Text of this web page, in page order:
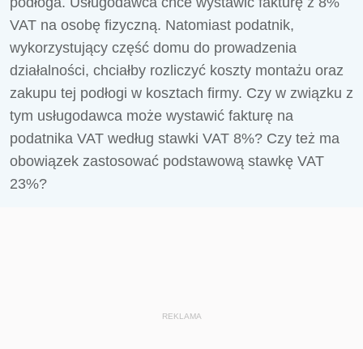
VAT na osobę fizyczną. Natomiast podatnik,
wykorzystujący część domu do prowadzenia
działalności, chciałby rozliczyć koszty montażu oraz
zakupu tej podłogi w kosztach firmy. Czy w związku z
tym usługodawca może wystawić fakturę na
podatnika VAT według stawki VAT 8%? Czy też ma
obowiązek zastosować podstawową stawkę VAT
23%?
REKLAMA